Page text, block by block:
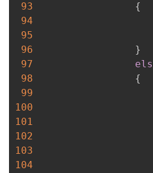
93
{
94
95
96
}
97
98
{
99
100
101
102
103
104